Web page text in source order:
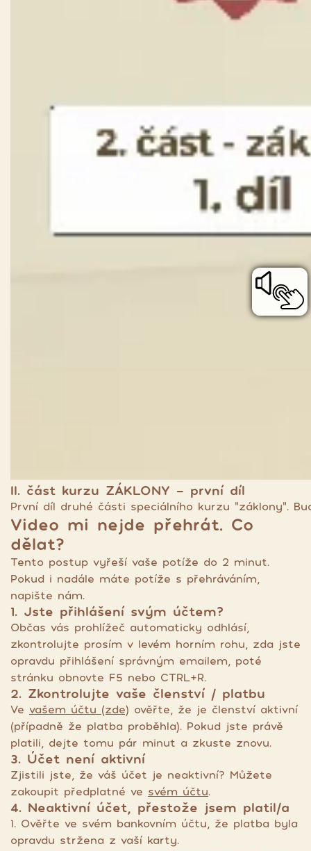
II. část kurzu ZÁKLONY - první díl
První díl druhé části speciálního kurzu "záklony".
Video mi nejde přehrát. Co
dělat?
Tento postup vyřeší vaše potíže do 2 minut.
Pokud i nadále máte potíže s přehráváním,
napište nám.
1. Jste přihlášení svým účtem?
Občas vás prohlížeč automaticky odhlásí,
zkontrolujte prosím v levém horním rohu, zda jste
opravdu přihlášení správným emailem, poté
stránku obnovte F5 nebo CTRL+R.
2. Zkontrolujte vaše členství / platbu
Ve vašem účtu (zde) ověřte, že je členství aktivní
(případně že platba proběhla). Pokud jste právě
platili, dejte tomu pár minut a zkuste znovu.
3. Účet není aktivní
Zjistili jste, že váš účet je neaktivní? Můžete
zakoupit předplatné ve svém účtu.
4. Neaktivní účet, přestože jsem platil/a
1. Ověřte ve svém bankovním účtu, že platba byla
opravdu stržena z vaší karty.